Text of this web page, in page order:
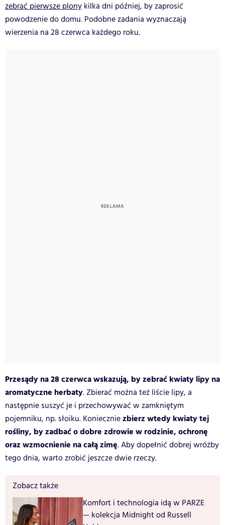
zebrać pierwsze plony kilka dni później, by zaprosić
powodzenie do domu. Podobne zadania wyznaczają
wierzenia na 28 czerwca każdego roku.
Przesądy na 28 czerwca wskazują, by zebrać kwiaty lipy na
aromatyczne herbaty. Zbierać można też liście lipy, a
następnie suszyć je i przechowywać w zamkniętym
pojemniku, np. słoiku. Konieczniezbierz wtedy kwiaty tej
rośliny, by zadbać o dobre zdrowie w rodzinie, ochronę
oraz wzmocnienie na całą zimę. Aby dopełnić dobrej wróżby
tego dnia, warto zrobić jeszcze dwie rzeczy.
Zobacz także
Komfort i technologia idą w PARZE
— kolekcja Midnight od Russell